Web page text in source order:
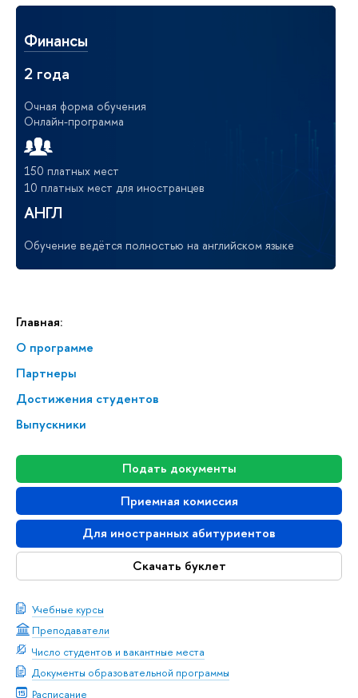
Главная:
О программе
Партнеры
Достижения студентов
Выпускники
Подать документы
Приемная комиссия
Для иностранных абитуриентов
Скачать буклет
Учебные курсы
Преподаватели
Число студентов и вакантные места
Документы образовательной программы
Расписание
Финансы
2 года
Очная форма обучения
Онлайн-программа
150 платных мест
10 платных мест для иностранцев
АНГЛ
Обучение ведётся полностью на английском языке